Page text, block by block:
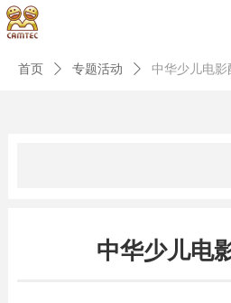
首页 ꄲ 专题活动 ꄲ 中华少儿电影
中华少儿电